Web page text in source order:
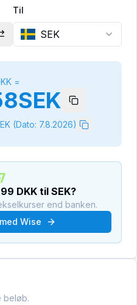
Til
SEK
=
SEK
(Dato: 7.8.2026)
99 DKKtil SEK?
end banken.
Wise
beløb.